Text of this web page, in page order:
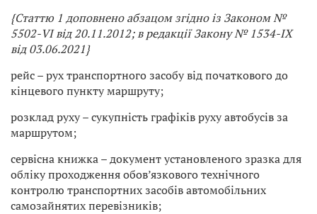
{Статтю 1 доповнено абзацом згідно із Законом №
5502-VI від 20.11.2012; в редакції Закону № 1534-IX
від 03.06.2021}
рейс – рух транспортного засобу від початкового до
кінцевого пункту маршруту;
розклад руху – сукупність графіків руху автобусів за
маршрутом;
сервісна книжка – документ установленого зразка для
обліку проходження обов’язкового технічного
контролю транспортних засобів автомобільних
самозайнятих перевізників;